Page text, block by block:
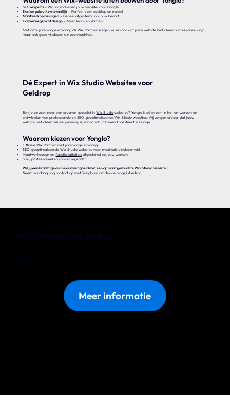
SEO-experts– Wij optimaliseren jouw website voor Google
Snel en gebruiksvriendelijk – Perfect voor desktop en mobiel
Maatwerkoplossingen – Geheel afgestemd op jouw bedrijf
Conversiegericht design – Meer leads en klanten
Met onze jarenlange ervaring als Wix Partner zorgen wij ervoor dat jouw website niet alleen professioneel oogt,
maar ook goed vindbaar is in zoekmachines.
Dé Expert in Wix Studio Websites voor
Geldrop
Ben je op zoek naar een ervaren specialist inWix Studio websites? Yonglo is dé expert in het ontwerpen en
ontwikkelen van professionele en SEO-geoptimaliseerde Wix Studio websites. Wij zorgen ervoor dat jouw
website niet alleen visueel geweldig is, maar ook uitstekend presteert in Google.
Waarom kiezen voor Yonglo?
Officiële Wix Partner met jarenlange ervaring
SEO-geoptimaliseerde Wix Studio websites voor maximale vindbaarheid
Maatwerkdesign enfunctionaliteiten afgestemd op jouw wensen
Snel, professioneel en conversiegericht
Wil jij een krachtige online aanwezigheid met een op maat gemaakte Wix Studio website?
Neem vandaag nogcontact op met Yonglo en ontdek de mogelijkheden!
Meer informatie
Woon je in de omgeving van Geldrop en heb je al een Wix website maar ben je niet 100% tevreden, kies dan voor ons Wix
Optimaal pakket.
Wix Optimaal voor Geldrop